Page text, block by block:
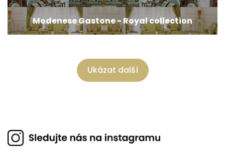
Modenese Gastone - Royal collection
Ukázat další